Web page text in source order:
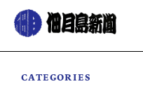
CATEGORIES